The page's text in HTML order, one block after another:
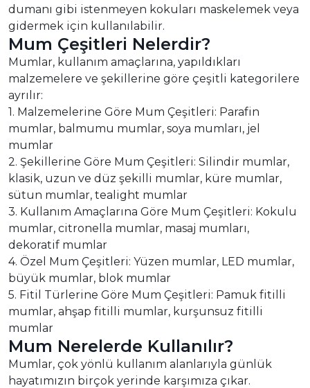
dumanı gibi istenmeyen kokuları maskelemek veya
gidermek için kullanılabilir.
Mum Çeşitleri Nelerdir?
Mumlar, kullanım amaçlarına, yapıldıkları
malzemelere ve şekillerine göre çeşitli kategorilere
ayrılır:
1. Malzemelerine Göre Mum Çeşitleri: Parafin
mumlar, balmumu mumlar, soya mumları, jel
mumlar
2. Şekillerine Göre Mum Çeşitleri: Silindir mumlar,
klasik, uzun ve düz şekilli mumlar, küre mumlar,
sütun mumlar, tealight mumlar
3. Kullanım Amaçlarına Göre Mum Çeşitleri: Kokulu
mumlar, citronella mumlar, masaj mumları,
dekoratif mumlar
4. Özel Mum Çeşitleri: Yüzen mumlar, LED mumlar,
büyük mumlar, blok mumlar
5. Fitil Türlerine Göre Mum Çeşitleri: Pamuk fitilli
mumlar, ahşap fitilli mumlar, kurşunsuz fitilli
mumlar
Mum Nerelerde Kullanılır?
Mumlar, çok yönlü kullanım alanlarıyla günlük
hayatımızın birçok yerinde karşımıza çıkar.